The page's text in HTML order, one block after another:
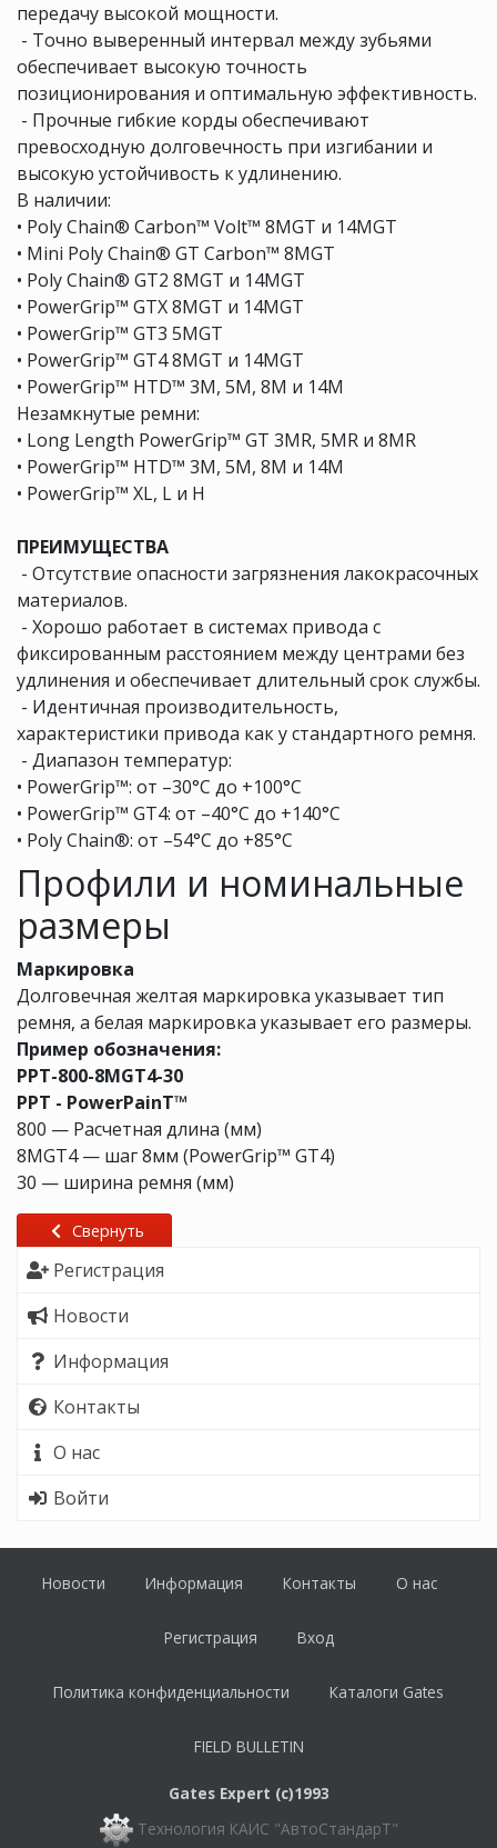
Свернуть
Регистрация
Новости
Информация
Контакты
О нас
Войти
передачу высокой мощности.
 - Точно выверенный интервал между зубьями
обеспечивает высокую точность
позиционирования и оптимальную эффективность.
 - Прочные гибкие корды обеспечивают
превосходную долговечность при изгибании и
высокую устойчивость к удлинению.
В наличии:
• Poly Chain® Carbon™ Volt™ 8MGT и 14MGT
• Mini Poly Chain® GT Carbon™ 8MGT
• Poly Chain® GT2 8MGT и 14MGT
• PowerGrip™ GTX 8MGT и 14MGT
• PowerGrip™ GT3 5MGT
• PowerGrip™ GT4 8MGT и 14MGT
• PowerGrip™ HTD™ 3M, 5M, 8M и 14M
Незамкнутые ремни:
• Long Length PowerGrip™ GT 3MR, 5MR и 8MR
• PowerGrip™ HTD™ 3M, 5M, 8M и 14M
• PowerGrip™ XL, L и H
ПРЕИМУЩЕСТВА
 - Отсутствие опасности загрязнения лакокрасочных
материалов.
 - Хорошо работает в системах привода с
фиксированным расстоянием между центрами без
удлинения и обеспечивает длительный срок службы.
 - Идентичная производительность,
характеристики привода как у стандартного ремня.
 - Диапазон температур:
• PowerGrip™: от –30°C до +100°C
• PowerGrip™ GT4: от –40°C до +140°C
• Poly Chain®: от –54°C до +85°C
Профили и номинальные
размеры
Маркировка
Долговечная желтая маркировка указывает тип
ремня, а белая маркировка указывает его размеры.
Пример обозначения:
PPT-800-8MGT4-30
PPT - PowerPainT™
800 — Расчетная длина (мм)
8MGT4 — шаг 8мм (PowerGrip™ GT4)
30 — ширина ремня (мм)
Новости Информация Контакты О нас
Регистрация Вход
Политика конфиденциальности Каталоги Gates
FIELD BULLETIN
Gates Expert (c)1993
Технология КАИС "АвтоСтандарТ"